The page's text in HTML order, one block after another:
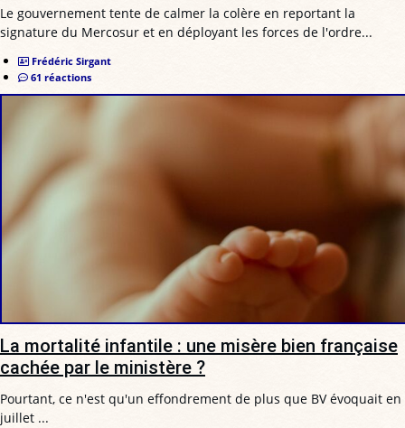
Le gouvernement tente de calmer la colère en reportant la
signature du Mercosur et en déployant les forces de l'ordre...
Frédéric Sirgant
61 réactions
La mortalité infantile : une misère bien française
cachée par le ministère ?
Pourtant, ce n'est qu'un effondrement de plus que BV évoquait en
juillet ...